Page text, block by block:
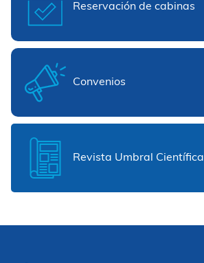
Reservación de cabinas
Convenios
Revista Umbral Científica